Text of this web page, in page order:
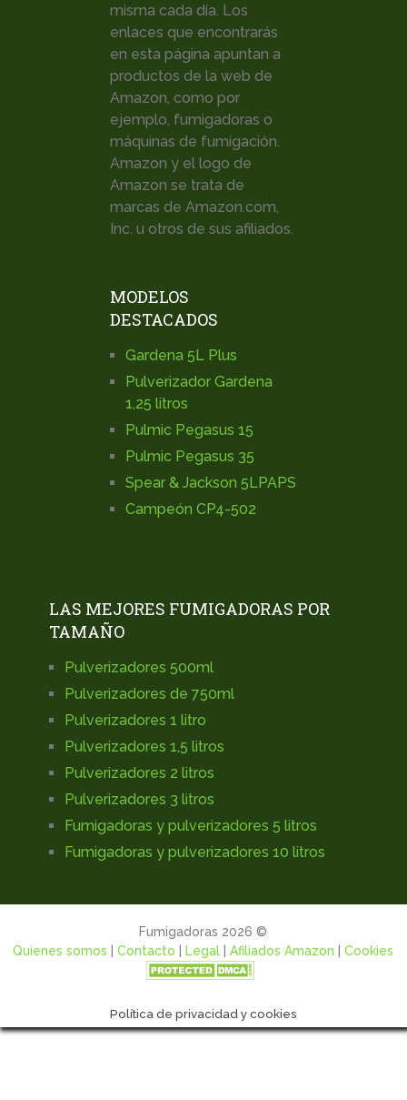
misma cada día. Los
enlaces que encontrarás
en esta página apuntan a
productos de la web de
Amazon, como por
ejemplo, fumigadoras o
máquinas de fumigación.
Amazon y el logo de
Amazon se trata de
marcas de Amazon.com,
Inc. u otros de sus afiliados.
MODELOS
DESTACADOS
Gardena 5L Plus
Pulverizador Gardena
1,25 litros
Pulmic Pegasus 15
Pulmic Pegasus 35
Spear & Jackson 5LPAPS
Campeón CP4-502
LAS MEJORES FUMIGADORAS POR
TAMAÑO
Pulverizadores 500ml
Pulverizadores de 750ml
Pulverizadores 1 litro
Pulverizadores 1,5 litros
Pulverizadores 2 litros
Pulverizadores 3 litros
Fumigadoras y pulverizadores 5 litros
Fumigadoras y pulverizadores 10 litros
Fumigadoras 2026 ©
Quienes somos |Contacto |Legal |Afiliados Amazon |Cookies
Política de privacidad y cookies